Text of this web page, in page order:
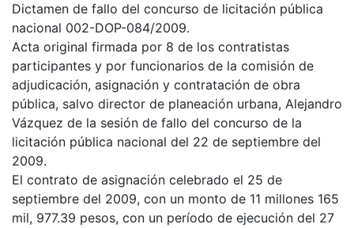
Dictamen de fallo del concurso de licitación pública
nacional 002-DOP-084/2009.
Acta original firmada por 8 de los contratistas
participantes y por funcionarios de la comisión de
adjudicación, asignación y contratación de obra
pública, salvo director de planeación urbana, Alejandro
Vázquez de la sesión de fallo del concurso de la
licitación pública nacional del 22 de septiembre del
2009.
El contrato de asignación celebrado el 25 de
septiembre del 2009, con un monto de 11 millones 165
mil, 977.39 pesos, con un período de ejecución del 27